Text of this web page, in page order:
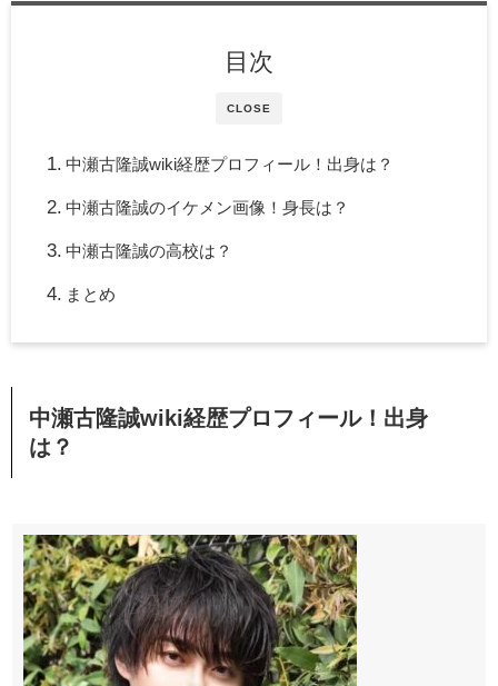
CLOSE
目次
中瀬古隆誠wiki経歴プロフィール！出身は？
中瀬古隆誠のイケメン画像！身長は？
中瀬古隆誠の高校は？
まとめ
中瀬古隆誠wiki経歴プロフィール！出身
は？